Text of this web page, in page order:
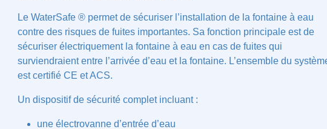
Le WaterSafe ® permet de sécuriser l’installation de la fontaine à
eau contre des risques de fuites importantes. Sa fonction principale
est de sécuriser électriquement la fontaine à eau en cas de fuites qui
surviendraient entre l’arrivée d’eau et la fontaine. L’ensemble du
système est certifié CE et ACS.
Un dispositif de sécurité complet incluant :
une électrovanne d’entrée d’eau